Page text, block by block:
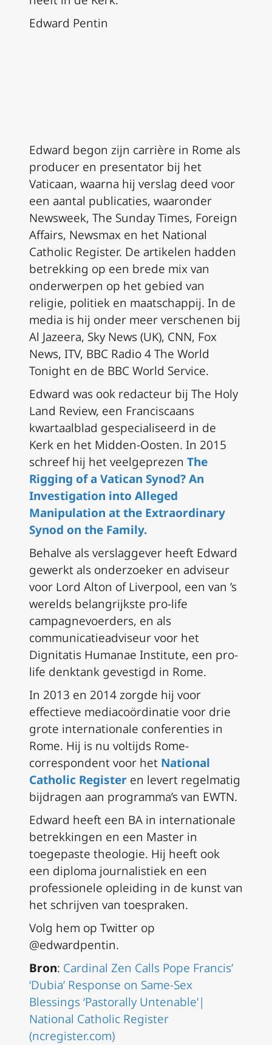
Edward Pentin
Edward begon zijn carrière in Rome als
producer en presentator bij het
Vaticaan, waarna hij verslag deed voor
een aantal publicaties, waaronder
Newsweek, The Sunday Times, Foreign
Affairs, Newsmax en het National
Catholic Register. De artikelen hadden
betrekking op een brede mix van
onderwerpen op het gebied van
religie, politiek en maatschappij. In de
media is hij onder meer verschenen bij
Al Jazeera, Sky News (UK), CNN, Fox
News, ITV, BBC Radio 4 The World
Tonight en de BBC World Service.
Edward was ook redacteur bij The Holy
Land Review, een Franciscaans
kwartaalblad gespecialiseerd in de
Kerk en het Midden-Oosten. In 2015
schreef hij het veelgeprezen The
Rigging of a Vatican Synod? An
Investigation into Alleged
Manipulation at the Extraordinary
Synod on the Family.
Behalve als verslaggever heeft Edward
gewerkt als onderzoeker en adviseur
voor Lord Alton of Liverpool, een van ’s
werelds belangrijkste pro-life
campagnevoerders, en als
communicatieadviseur voor het
Dignitatis Humanae Institute, een pro-
life denktank gevestigd in Rome.
In 2013 en 2014 zorgde hij voor
effectieve mediacoördinatie voor drie
grote internationale conferenties in
Rome. Hij is nu voltijds Rome-
correspondent voor het National
Catholic Register en levert regelmatig
bijdragen aan programma’s van EWTN.
Edward heeft een BA in internationale
betrekkingen en een Master in
toegepaste theologie. Hij heeft ook
een diploma journalistiek en een
professionele opleiding in de kunst van
het schrijven van toespraken.
Volg hem op Twitter op
@edwardpentin.
Bron: Cardinal Zen Calls Pope Francis’
‘Dubia’ Response on Same-Sex
Blessings ‘Pastorally Untenable’|
National Catholic Register
(ncregister.com)